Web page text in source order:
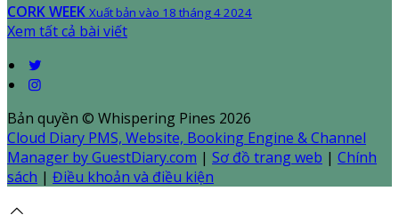
CORK WEEK Xuất bản vào 18 tháng 4 2024
Xem tất cả bài viết
Bản quyền © Whispering Pines 2026
Cloud Diary PMS, Website, Booking Engine & Channel
Manager by GuestDiary.com | Sơ đồ trang web | Chính
sách | Điều khoản và điều kiện